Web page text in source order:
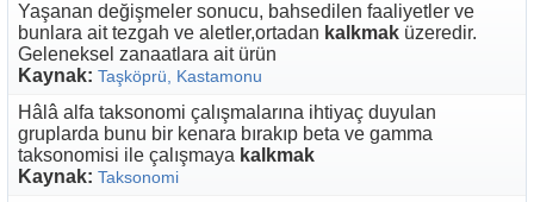
Yaşanan değişmeler sonucu, bahsedilen faaliyetler ve
bunlara ait tezgah ve aletler,ortadan kalkmak üzeredir.
Geleneksel zanaatlara ait ürün
Kaynak: Taşköprü, Kastamonu
Hâlâ alfa taksonomi çalışmalarına ihtiyaç duyulan
gruplarda bunu bir kenara bırakıp beta ve gamma
taksonomisi ile çalışmaya kalkmak
Kaynak: Taksonomi